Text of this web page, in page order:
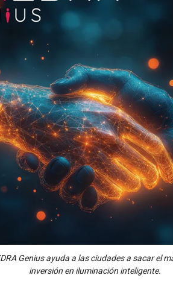
Genius ayuda a las ciudades a sacar el
inversión en iluminación inteligente.